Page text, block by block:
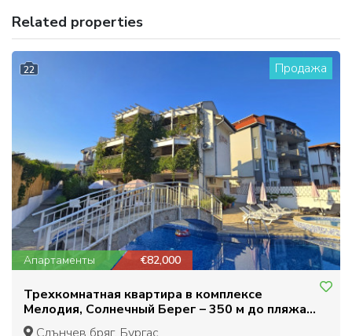
Related properties
22 Продажа
Апартаменты €82,000
Трехкомнатная квартира в комплексе
Мелодия, Солнечный Берег – 350 м до пляжа.
Низкая плата за обслуживание, отличная цена